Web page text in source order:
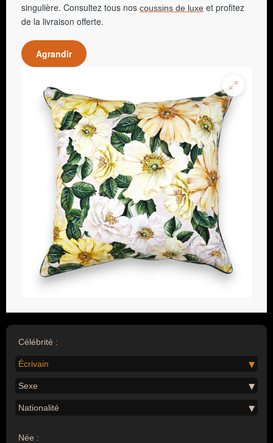
singulière. Consultez tous nos coussins de luxe et profitez
de la livraison offerte.
Agrandir
Célébrité :
Écrivain
Sexe
Nationalité
Née :